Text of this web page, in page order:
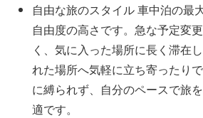
自由な旅のスタイル 車中泊の最
自由度の高さです。急な予定変
く、気に入った場所に長く滞在
れた場所へ気軽に立ち寄ったり
に縛られず、自分のペースで旅
適です。